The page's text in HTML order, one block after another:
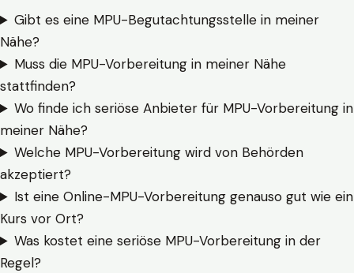
Gibt es eine MPU-Begutachtungsstelle in meiner
Nähe?
Muss die MPU-Vorbereitung in meiner Nähe
stattfinden?
Wo finde ich seriöse Anbieter für MPU-Vorbereitung in
meiner Nähe?
Welche MPU-Vorbereitung wird von Behörden
akzeptiert?
Ist eine Online-MPU-Vorbereitung genauso gut wie ein
Kurs vor Ort?
Was kostet eine seriöse MPU-Vorbereitung in der
Regel?